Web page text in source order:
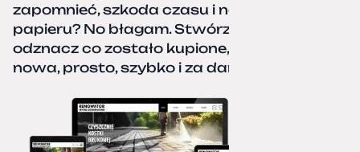
zapomnieć, szkoda czasu i nerwów. Kartka
papieru? No błagam. Stwórz listę zakupów,
odznacz co zostało kupione, zacznij od
nowa, prosto, szybko i za darmo.